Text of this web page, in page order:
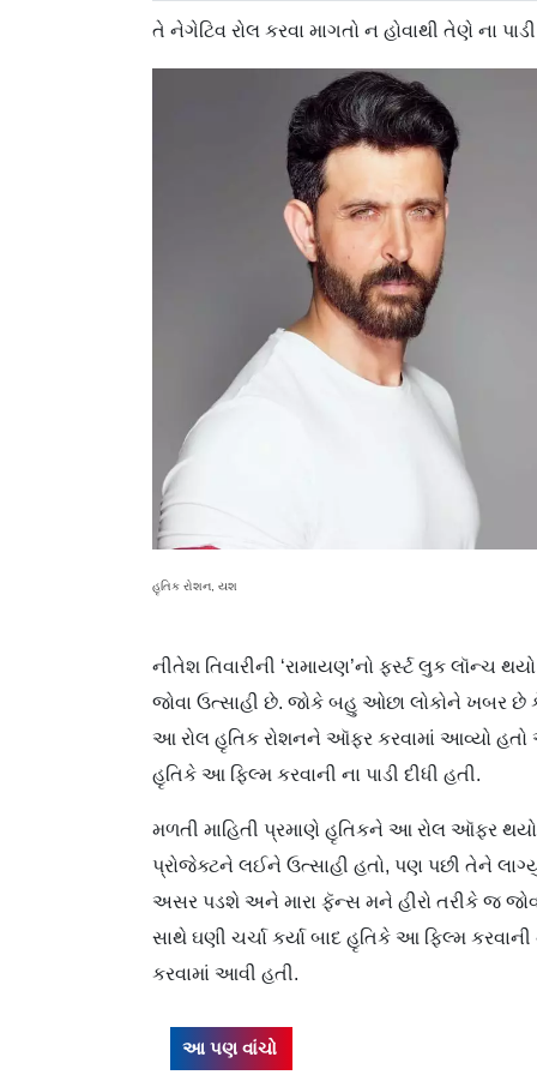
તે નેગેટિવ રોલ કરવા માગતો ન હોવાથી તેણે ના
હૃતિક રોશન, યશ
નીતેશ તિવારીની ‘રામાયણ’નો ફર્સ્ટ લુક લૉન્ચ
જોવા ઉત્સાહી છે. જોકે બહુ ઓછા લોકોને ખબર છે
આ રોલ હૃતિક રોશનને ઑફર કરવામાં આવ્યો
હૃતિકે આ ફિલ્મ કરવાની ના પાડી દીધી હતી.
મળતી માહિતી પ્રમાણે હૃતિકને આ રોલ ઑફર
પ્રોજેક્ટને લઈને ઉત્સાહી હતો, પણ પછી તેને
અસર પડશે અને મારા ફૅન્સ મને હીરો તરીકે જ
સાથે ઘણી ચર્ચા કર્યા બાદ હૃતિકે આ ફિલ્મ
કરવામાં આવી હતી.
આ પણ વાંચો